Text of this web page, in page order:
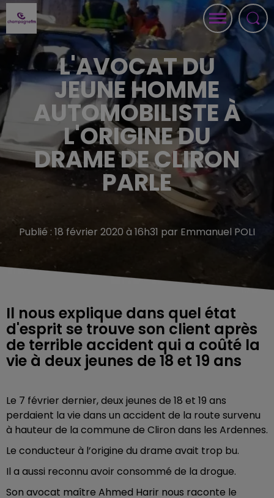
L'AVOCAT DU
JEUNE HOMME
AUTOMOBILISTE À
L'ORIGINE DU
DRAME DE CLIRON
PARLE
Publié : 18 février 2020 à 16h31 par Emmanuel POLI
Il nous explique dans quel état
d'esprit se trouve son client après
de terrible accident qui a coûté la
vie à deux jeunes de 18 et 19 ans
Le 7 février dernier, deux jeunes de 18 et 19 ans
perdaient la vie dans un accident de la route survenu
à hauteur de la commune de Cliron dans les Ardennes.
Le conducteur à l’origine du drame avait trop bu.
Il a aussi reconnu avoir consommé de la drogue.
Son avocat maître Ahmed Harir nous raconte le